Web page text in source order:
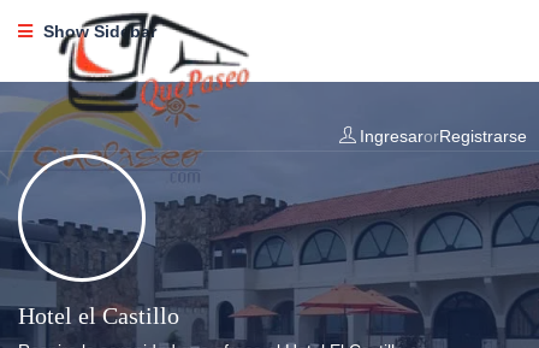
IngresarorRegistrarse
Show Sidebar
Hotel el Castillo